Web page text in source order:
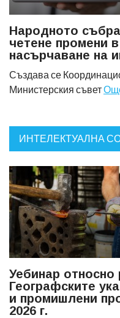
Народното
четене промени
насърчаване на
Създава се
Министерския съвет
ИНТЕЛЕКТУАЛНА
Уебинар относно
Географските
и промишлени
2026 г.